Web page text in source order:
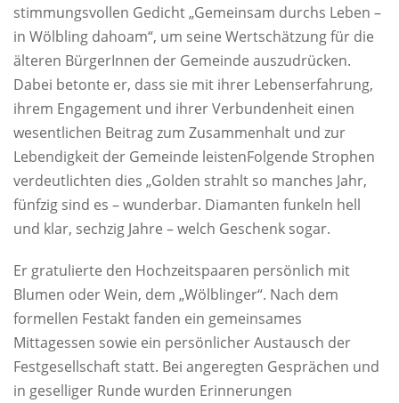
stimmungsvollen Gedicht „Gemeinsam durchs Leben –
in Wölbling dahoam“, um seine Wertschätzung für die
älteren BürgerInnen der Gemeinde auszudrücken.
Dabei betonte er, dass sie mit ihrer Lebenserfahrung,
ihrem Engagement und ihrer Verbundenheit einen
wesentlichen Beitrag zum Zusammenhalt und zur
Lebendigkeit der Gemeinde leistenFolgende Strophen
verdeutlichten dies „Golden strahlt so manches Jahr,
fünfzig sind es – wunderbar. Diamanten funkeln hell
und klar, sechzig Jahre – welch Geschenk sogar.
Er gratulierte den Hochzeitspaaren persönlich mit
Blumen oder Wein, dem „Wölblinger“. Nach dem
formellen Festakt fanden ein gemeinsames
Mittagessen sowie ein persönlicher Austausch der
Festgesellschaft statt. Bei angeregten Gesprächen und
in geselliger Runde wurden Erinnerungen